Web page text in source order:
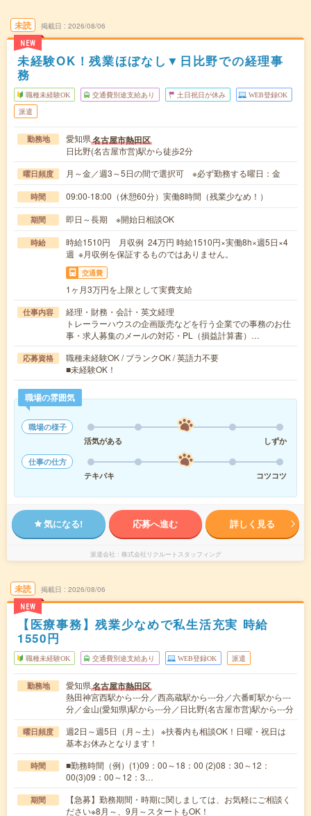
未読
NEW
掲載日 2026/08/06
未経験OK！残業ほぼなし▼日比野での経理事
務
職種未経験OK 交通費別途支給あり 土日祝日が休み WEB登録OK
派遣
勤務地 愛知県名古屋市熱田区
日比野(名古屋市営)駅から徒歩2分
曜日頻度 月～金／週3～5日の間で選択可 ※必ず勤務する曜日：金
時間 09:00-18:00（休憩60分）実働8時間（残業少なめ！）
期間 即日～長期 ※開始日相談OK
時給
時給1510円 月収例 24万円 時給1510円×実働8h×週5日×4
週 ※月収例を保証するものではありません。
交通費
1ヶ月3万円を上限として実費支給
仕事内容
経理・財務・会計・英文経理
トレーラーハウスの企画販売などを行う企業での事務のお仕
事・求人募集のメールの対応・PL（損益計算書）…
応募資格
職種未経験OK / ブランクOK / 英語力不要
■未経験OK！
職場の雰囲気
職場の様子
活気がある
しずか
仕事の仕方
テキパキ
コツコツ
気になる! 応募へ進む 詳しく見る
派遣会社 株式会社リクルートスタッフィング
未読
NEW
掲載日 2026/08/06
【医療事務】残業少なめで私生活充実 時給
1550円
職種未経験OK 交通費別途支給あり WEB登録OK 派遣
勤務地 愛知県名古屋市熱田区
熱田神宮西駅から---分／西高蔵駅から---分／六番町駅から---
分／金山(愛知県)駅から---分／日比野(名古屋市営)駅から---分
曜日頻度
週2日～週5日（月～土） ※扶養内も相談OK！日曜・祝日は
基本お休みとなります！
時間
■勤務時間（例）(1)09：00～18：00 (2)08：30～12：
00(3)09：00～12：3…
期間
【急募】勤務期間・時期に関しましては、お気軽にご相談く
ださい※8月～、9月～スタートもOK！